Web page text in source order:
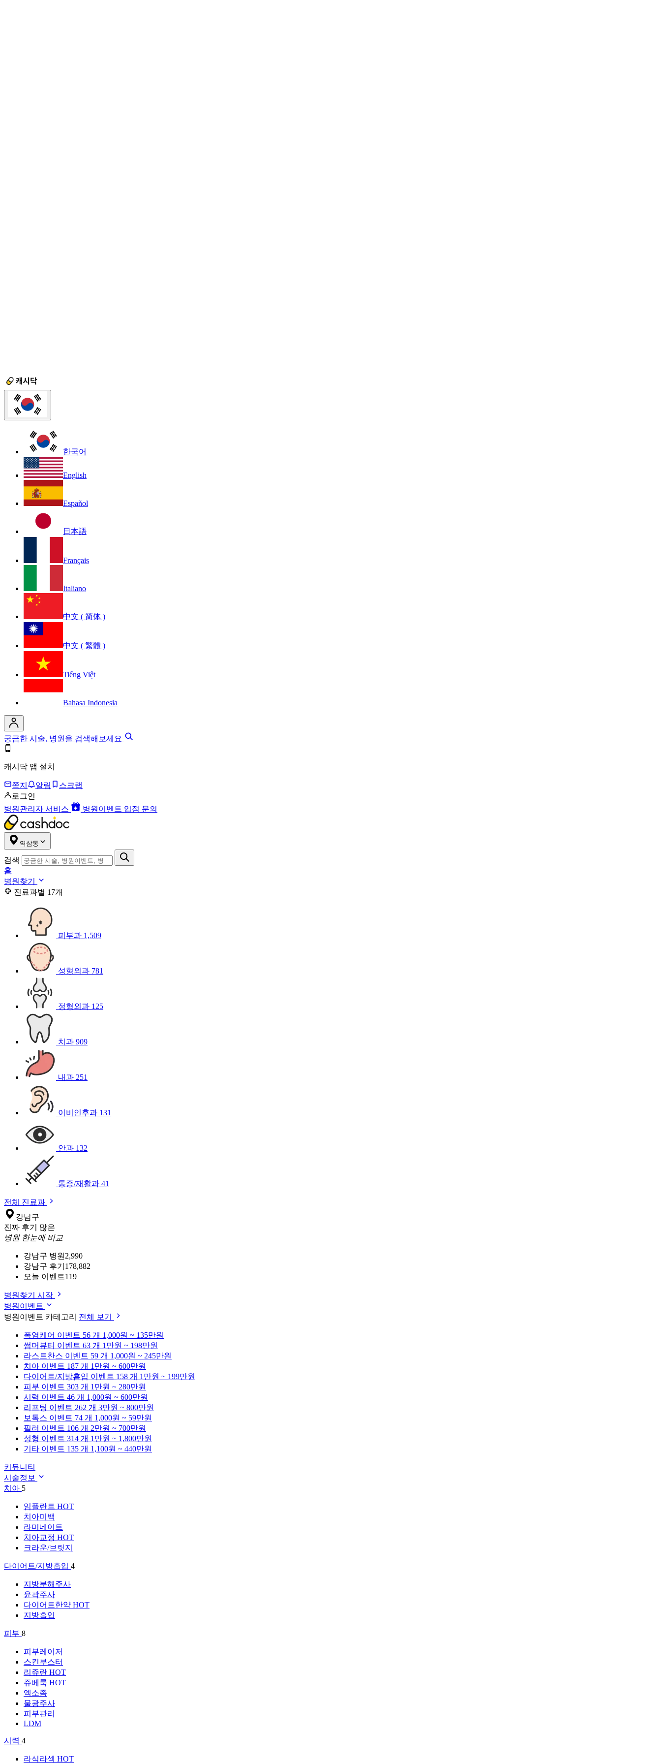
한국어
English
Español
日本語
Français
Italiano
中文 ( 简体 )
中文 ( 繁體 )
Tiếng Việt
Bahasa Indonesia
궁금한 시술, 병원을 검색해보세요
캐시닥 앱 설치
쪽지 알림
스크랩
로그인
병원관리자 서비스
병원이벤트 입점 문의
역삼동
검색
홈
병원찾기
진료과별 17개
피부과 1,509
성형외과 781
정형외과 125
치과 909
내과 251
이비인후과 131
안과 132
통증/재활과 41
전체 진료과
강남구
진짜 후기 많은
병원 한눈에 비교
강남구 병원 2,990
강남구 후기 178,882
오늘 이벤트119
병원찾기 시작
병원이벤트
병원이벤트 카테고리 전체 보기
폭염케어 이벤트 56 개 1,000원 ~ 135만원
썸머뷰티 이벤트 63 개 1만원 ~ 198만원
라스트찬스 이벤트 59 개 1,000원 ~ 245만원
치아 이벤트 187 개 1만원 ~ 600만원
다이어트/지방흡입 이벤트 158 개 1만원 ~ 199만원
피부 이벤트 303 개 1만원 ~ 280만원
시력 이벤트 46 개 1,000원 ~ 600만원
리프팅 이벤트 262 개 3만원 ~ 800만원
보톡스 이벤트 74 개 1,000원 ~ 59만원
필러 이벤트 106 개 2만원 ~ 700만원
성형 이벤트 314 개 1만원 ~ 1,800만원
기타 이벤트 135 개 1,100원 ~ 440만원
커뮤니티
시술정보
치아 5
임플란트 HOT
치아미백
라미네이트
치아교정 HOT
크라운/브릿지
다이어트/지방흡입 4
지방분해주사
윤곽주사
다이어트한약 HOT
지방흡입
피부 8
피부레이저
스킨부스터
리쥬란 HOT
쥬베룩 HOT
엑소좀
물광주사
피부관리
LDM
시력 4
라식라섹 HOT